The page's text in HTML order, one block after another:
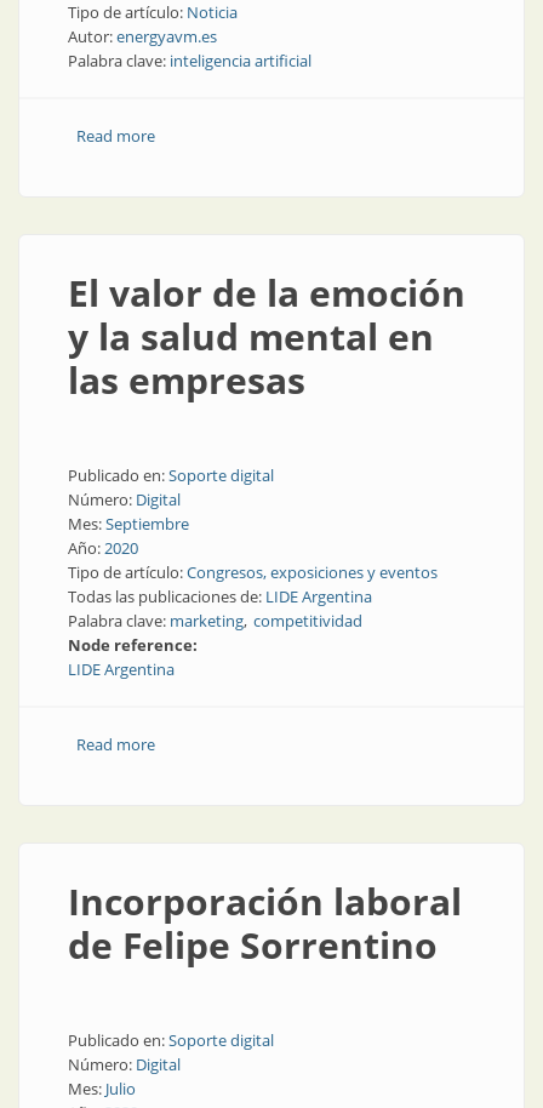
Tipo de artículo: Noticia
Autor:energyavm.es
Palabra clave: inteligencia artificial
Read moreabout La inteligencia artificial y su relación con el
El valor de la emoción
y la salud mental en
las empresas
Publicado en:Soporte digital
Número: Digital
Mes:Septiembre
Año:2020
Tipo de artículo:Congresos, exposiciones y eventos
Todas las publicaciones de: LIDE Argentina
Palabra clave: marketing competitividad
Node reference:
LIDE Argentina
Read moreabout El valor de la emoción y la salud mental en las
Incorporación laboral
de Felipe Sorrentino
Publicado en:Soporte digital
Número: Digital
Mes: Julio